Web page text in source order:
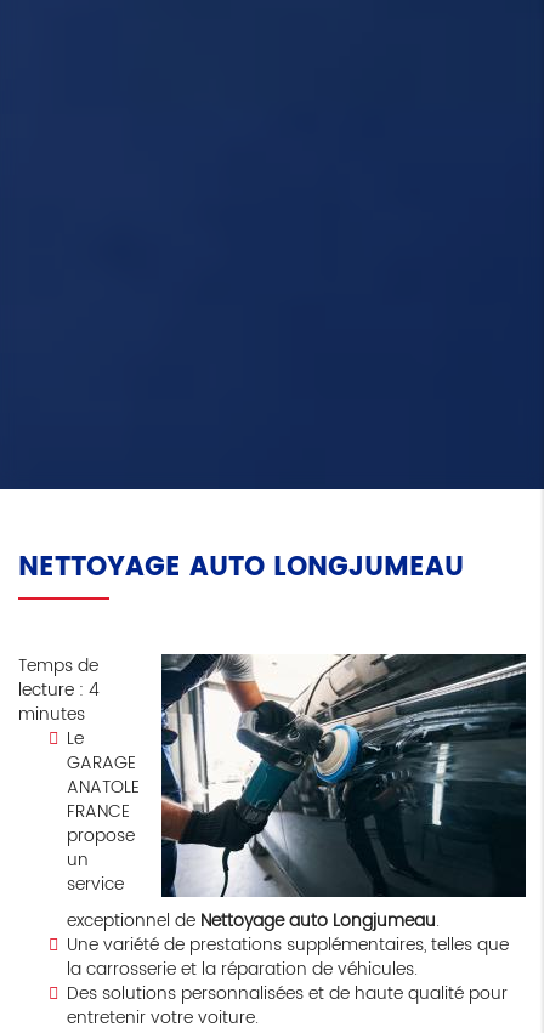
NETTOYAGE AUTO LONGJUMEAU
Temps de
lecture : 4
minutes
Le
GARAGE
ANATOLE
FRANCE
propose
un
service
exceptionnel de Nettoyage auto Longjumeau.
Une variété de prestations supplémentaires, telles que
la carrosserie et la réparation de véhicules.
Des solutions personnalisées et de haute qualité pour
entretenir votre voiture.